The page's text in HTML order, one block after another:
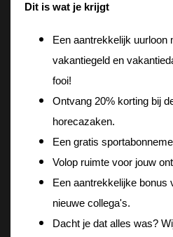
Dit is wat je krijgt
Een aantrekkelijk uurloon
vakantiegeld en
fooi!
Ontvang 20% korting bij
horecazaken.
Een gratis
Volop ruimte voor jouw
Een aantrekkelijke bonus
nieuwe collega's.
Dacht je dat alles was?